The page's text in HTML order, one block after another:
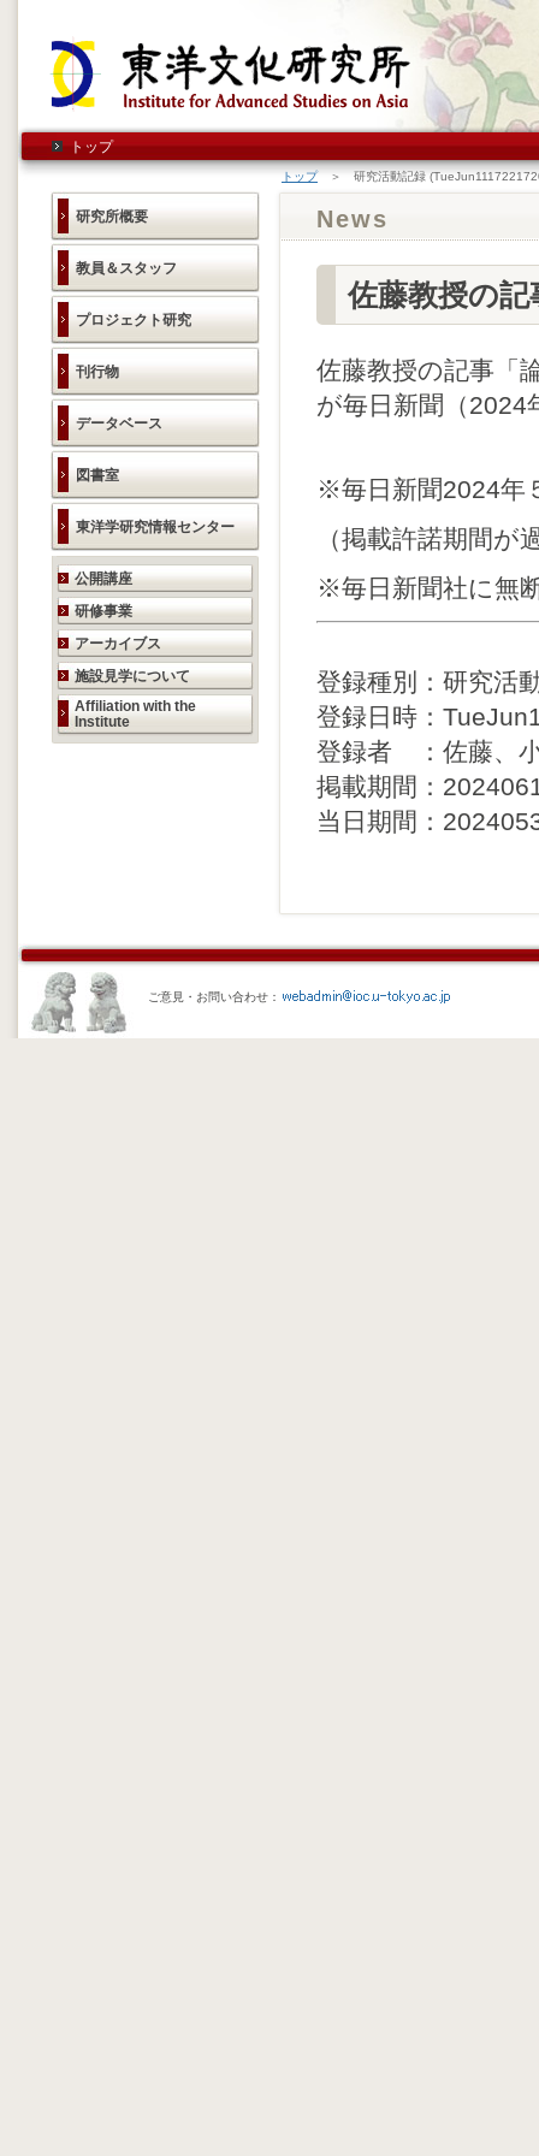
トップ
研究所概要
教員＆スタッフ
プロジェクト研究
刊行物
データベース
図書室
東洋学研究情報センター
研究活動のご案内
公開講座
研修事業
アーカイブス
施設見学について
Affiliation with the
Institute
トップ＞ 研究活動記録
News
佐藤教授の
佐藤教授の記事「
が毎日新聞（2024
※毎日新聞2024年
（掲載許諾期間
※毎日新聞社に無
登録種別：研究活
登録日時：
登録者 ：佐藤、
掲載期間：
当日期間：
ご意見・お問い合わせ：